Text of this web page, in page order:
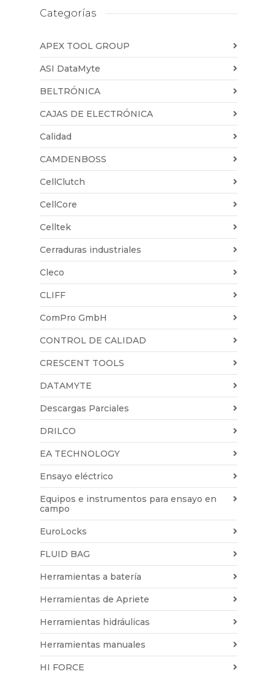
Categorías
APEX TOOL GROUP
ASI DataMyte
BELTRÓNICA
CAJAS DE ELECTRÓNICA
Calidad
CAMDENBOSS
CellClutch
CellCore
Celltek
Cerraduras industriales
Cleco
CLIFF
ComPro GmbH
CONTROL DE CALIDAD
CRESCENT TOOLS
DATAMYTE
Descargas Parciales
DRILCO
EA TECHNOLOGY
Ensayo eléctrico
Equipos e instrumentos para ensayo en
campo
EuroLocks
FLUID BAG
Herramientas a batería
Herramientas de Apriete
Herramientas hidráulicas
Herramientas manuales
HI FORCE